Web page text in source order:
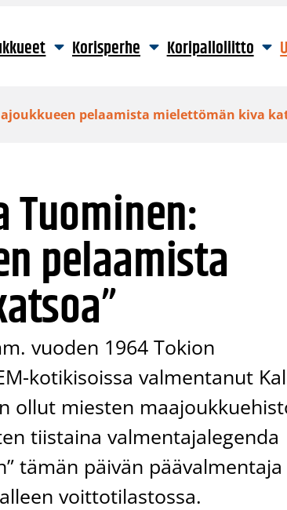
Korisperhe Koripalloliitto
pelaamista mielettömän kiva
pelaamista
vuoden 1964 Tokion
kotikisoissa valmentanut
ollut miesten
tiistaina valmentajalegenda
tämän päivän päävalmentaja
voittotilastossa.